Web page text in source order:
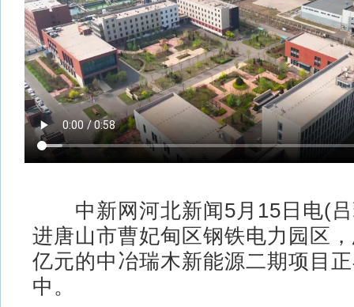
中新网河北新闻5月15日电(吕
进唐山市曹妃甸区钢铁电力园区
亿元的中冶瑞木新能源二期项目
中。